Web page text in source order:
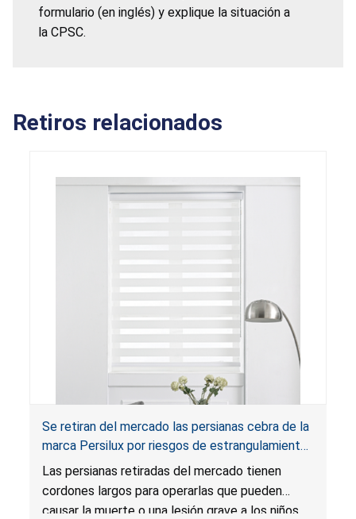
formulario (en inglés) y explique la situación a
la CPSC.
Retiros relacionados
Se retiran del mercado las persianas cebra de la
marca Persilux por riesgos de estrangulamiento
y enredo, y riesgo de lesión grave o muerte;
infringen la regla federal para cortinas; vendidas
en Amazon
Las persianas retiradas del mercado tienen
cordones largos para operarlas que pueden
causar la muerte o una lesión grave a los niños